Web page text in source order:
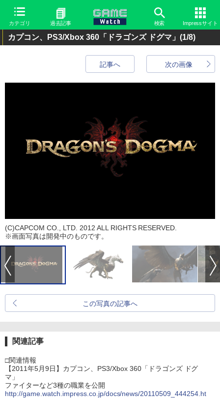
カテゴリ 過去記事 検索 Impressサイト
カプコン、PS3/Xbox 360「ドラゴンズ ドグマ」 (1/8)
次の画像
記事へ
(C)CAPCOM CO., LTD. 2012 ALL RIGHTS RESERVED.
※画面写真は開発中のものです。
この写真の記事へ
関連記事
□関連情報
【2011年5月9日】カプコン、PS3/Xbox 360「ドラゴンズ ドグ
マ」
ファイターなど3種の職業を公開
http://game.watch.impress.co.jp/docs/news/20110509_444254.ht